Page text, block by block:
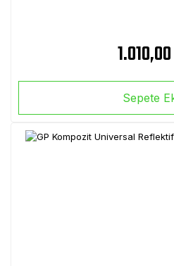
Sepete